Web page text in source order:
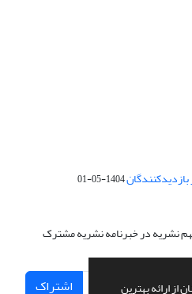
از ارائه بهترین
1404-05-01
نشریه در خبرنامه نشریه مشترک
اشتراک